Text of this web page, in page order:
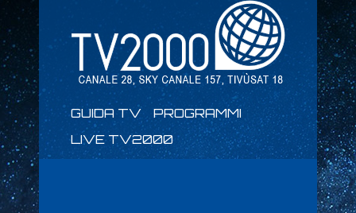
GUIDA TV
PROGRAMMI
LIVE TV2000